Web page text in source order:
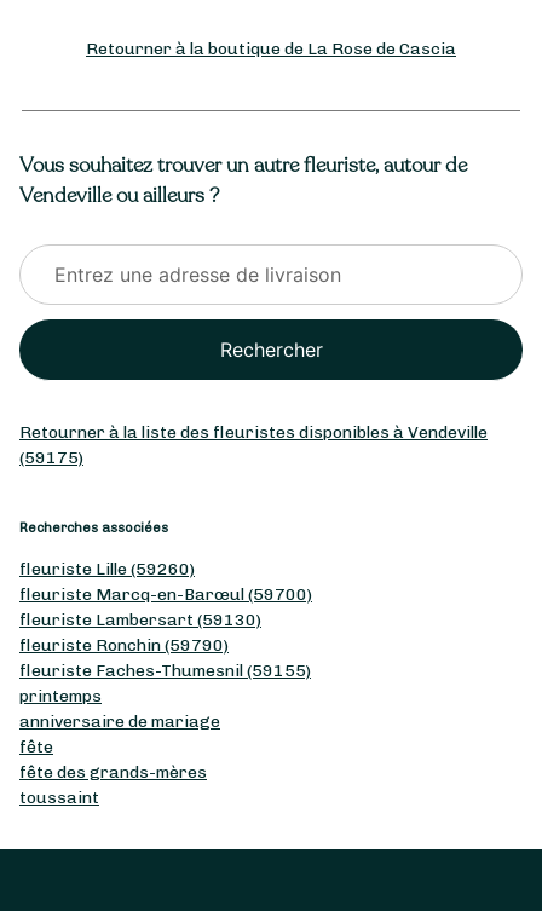
Retourner à la boutique de La Rose de Cascia
Vous souhaitez trouver un autre fleuriste, autour de
Vendeville ou ailleurs ?
Rechercher
Retourner à la liste des fleuristes disponibles à Vendeville
(59175)
Recherches associées
fleuriste Lille (59260)
fleuriste Marcq-en-Barœul (59700)
fleuriste Lambersart (59130)
fleuriste Ronchin (59790)
fleuriste Faches-Thumesnil (59155)
printemps
anniversaire de mariage
fête
fête des grands-mères
toussaint